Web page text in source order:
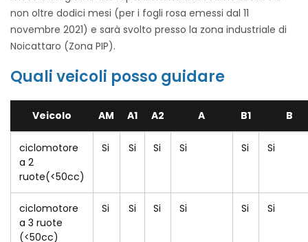
non oltre dodici mesi (per i fogli rosa emessi dal 11
novembre 2021) e sarà svolto presso la zona industriale di
Noicattaro (Zona PIP).
Quali veicoli posso guidare
Veicolo AM A1 A2 A B1 B
ciclomotore
a 2
ruote(<50cc)
Si Si Si Si Si Si
ciclomotore
a 3 ruote
(<50cc)
Si Si Si Si Si Si